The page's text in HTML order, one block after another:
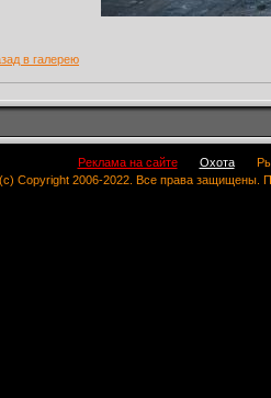
в галерею
Реклама на сайте Охота
Copyright 2006-2022. Все права защищены.